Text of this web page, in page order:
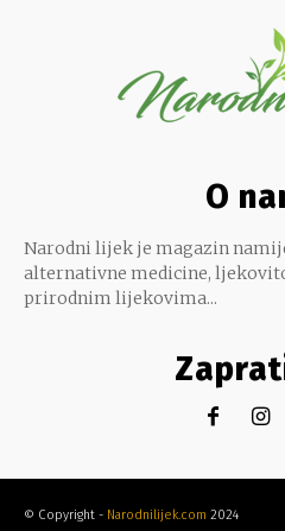
O
Narodni lijek je magazin
alternativne medicine,
prirodnim lijekovima...
© Copyright - Narodnilijek.com 2024